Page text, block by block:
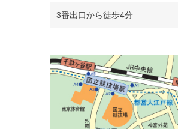
3番出口から徒歩4分